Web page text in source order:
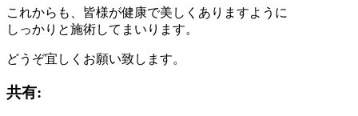
これからも、皆様が健康で美しくありますように
しっかりと施術してまいります。
どうぞ宜しくお願い致します。
共有: